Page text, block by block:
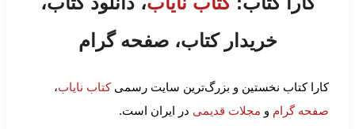
خریدار کتاب، صفحه گرام
کارا کتاب نخستین و بزرگ‌ترین سایت رسمیکتاب نایاب،
صفحه گرام و مجلات قدیمی در ایران است.